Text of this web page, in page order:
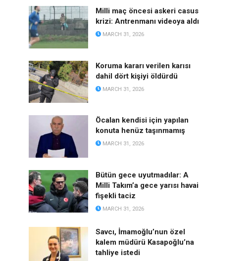
Milli maç öncesi askeri casus
krizi: Antrenmanı videoya aldı
MARCH 31, 2026
Koruma kararı verilen karısı
dahil dört kişiyi öldürdü
MARCH 31, 2026
Öcalan kendisi için yapılan
konuta henüz taşınmamış
MARCH 31, 2026
Bütün gece uyutmadılar: A
Milli Takım’a gece yarısı havai
fişekli taciz
MARCH 31, 2026
Savcı, İmamoğlu’nun özel
kalem müdürü Kasapoğlu’na
tahliye istedi